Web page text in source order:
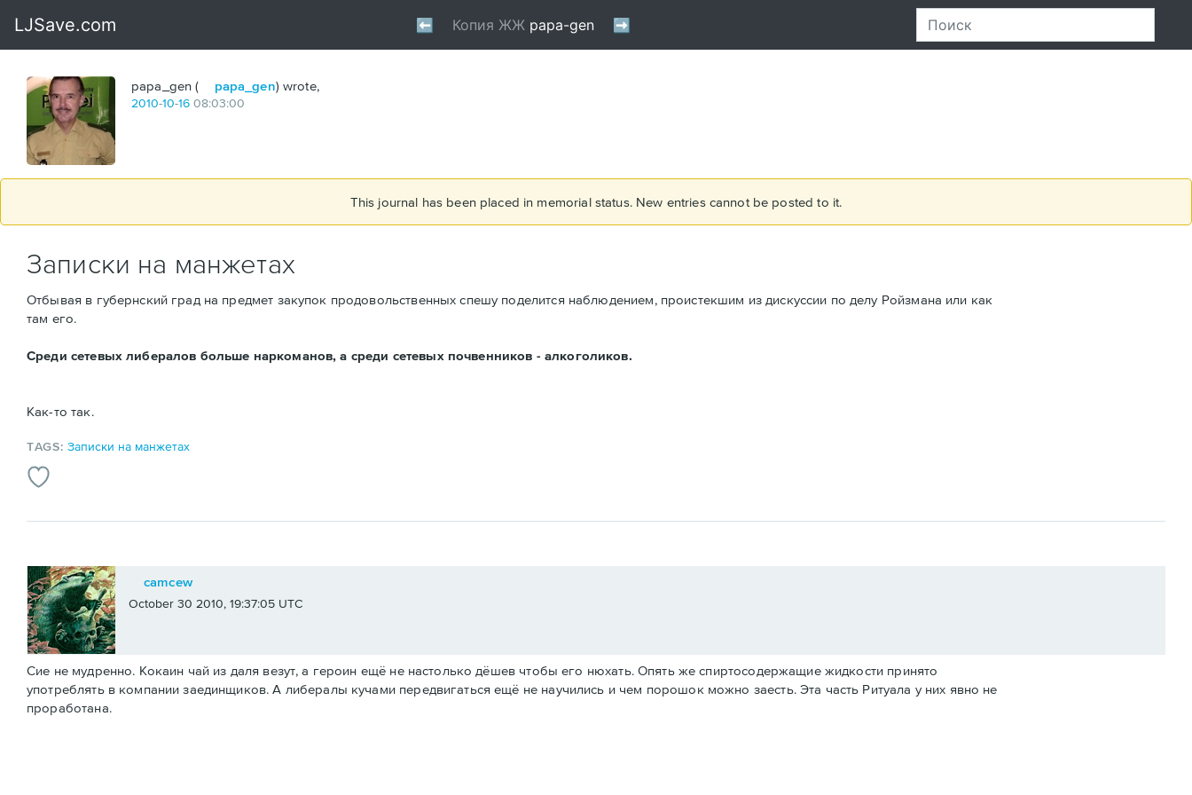
papa_gen ( papa_gen) wrote,
2010-10-16 08:03:00
This journal has been placed in memorial status. New entries cannot be posted to it.
Записки на манжетах
Отбывая в губернский град на предмет закупок продовольственных спешу поделится наблюдением, проистекшим из дискуссии по делу Ройзмана или как
там его.
Среди сетевых либералов больше наркоманов, а среди сетевых почвенников - алкоголиков.
Как-то так.
TAGS:Записки на манжетах
camcew
October 30 2010, 19:37:05 UTC
Сие не мудренно. Кокаин чай из даля везут, а героин ещё не настолько дёшев чтобы его нюхать. Опять же спиртосодержащие жидкости принято
употреблять в компании заединщиков. А либералы кучами передвигаться ещё не научились и чем порошок можно заесть. Эта часть Ритуала у них явно не
проработана.